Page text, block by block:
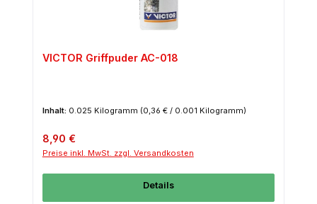
VICTOR Griffpuder AC-018
Inhalt: 0.025 Kilogramm (0,36 € / 0.001 Kilogramm)
Regulärer Preis:
8,90 €
Preise inkl. MwSt. zzgl. Versandkosten
Details